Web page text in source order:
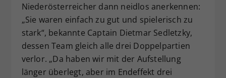
Niederösterreicher dann neidlos anerkennen:
„Sie waren einfach zu gut und spielerisch zu
stark“, bekannte Captain Dietmar Sedletzky,
dessen Team gleich alle drei Doppelpartien
verlor. „Da haben wir mit der Aufstellung
länger überlegt, aber im Endeffekt drei